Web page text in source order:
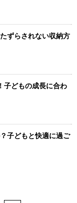
ずらされない収納方
子どもの成長に合わ
子どもと快適に過ご